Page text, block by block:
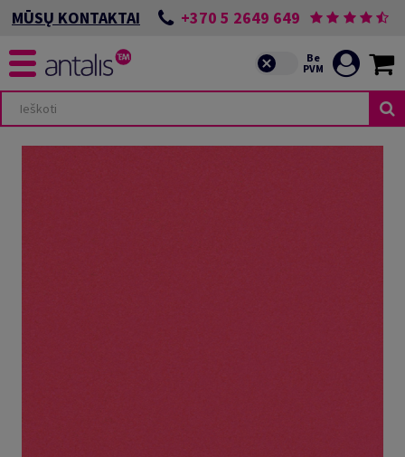
MŪSŲ KONTAKTAI +370 5 2649 649